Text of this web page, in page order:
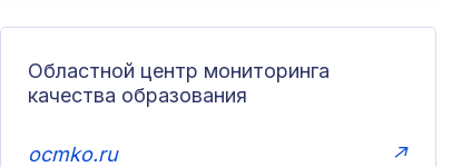
Областной центр мониторинга
качества образования
ocmko.ru ↗